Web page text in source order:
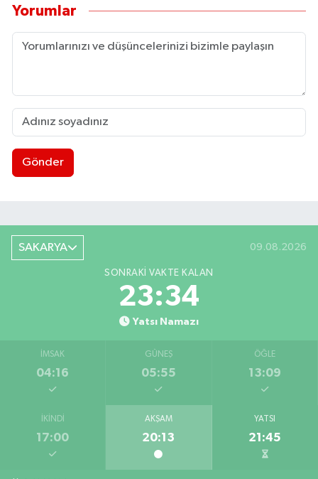
Yorumlar
Gönder
SAKARYA 09.08.2026
SONRAKI VAKTE KALAN
23:33
Yatsı Namazı
İMSAK
04:16
GÜNEŞ
05:55
ÖĞLE
13:09
İKINDI
17:00
AKŞAM
20:13
YATSI
21:45